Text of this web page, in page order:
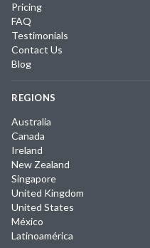
Pricing
FAQ
Testimonials
Contact Us
Blog
REGIONS
Australia
Canada
Ireland
New Zealand
Singapore
United Kingdom
United States
México
Latinoamérica